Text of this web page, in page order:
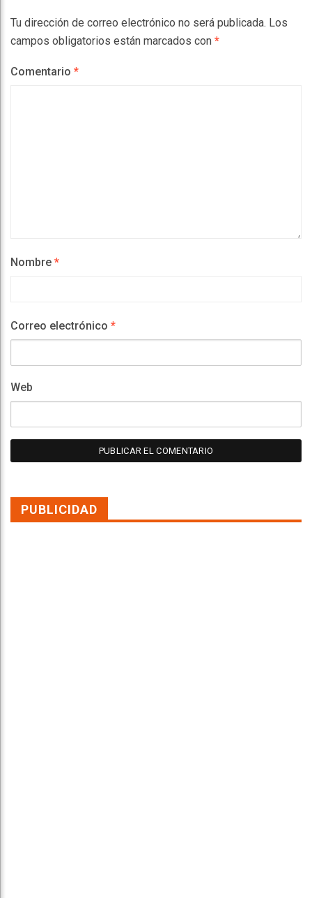
Tu dirección de correo electrónico no será publicada. Los
campos obligatorios están marcados con *
Comentario *
Nombre *
Correo electrónico *
Web
PUBLICIDAD